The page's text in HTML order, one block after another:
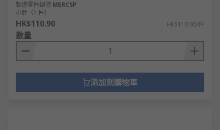
製造零件編號 MERCSP
小計（1 件）
HK$110.90 HK$110.90/件
數量
添加到購物車